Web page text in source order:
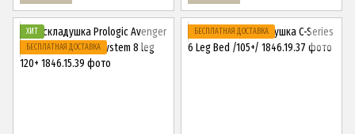
ХИТ
БЕСПЛАТНАЯ ДОСТАВКА
БЕСПЛАТНАЯ ДОСТАВКА